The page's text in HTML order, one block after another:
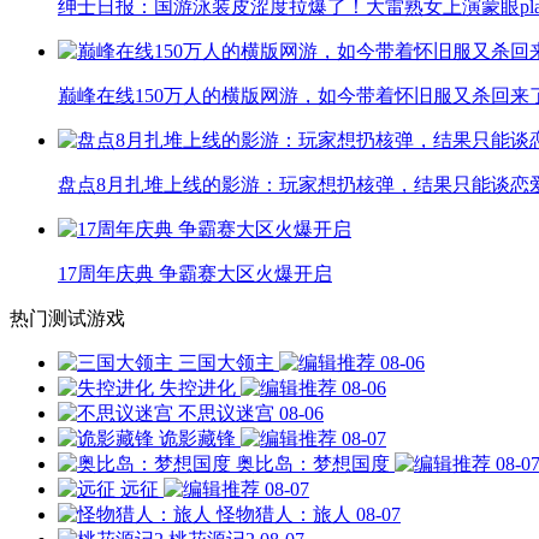
绅士日报：国游泳装皮涩度拉爆了！大雷熟女上演蒙眼
巅峰在线150万人的横版网游，如今带着怀旧服又杀回来
盘点8月扎堆上线的影游：玩家想扔核弹，结果只能谈恋
17周年庆典 争霸赛大区火爆开启
热门测试游戏
三国大领主
08-06
失控进化
08-06
不思议迷宫 08-06
诡影藏锋
08-07
奥比岛：梦想国度
08-07
远征
08-07
怪物猎人：旅人 08-07